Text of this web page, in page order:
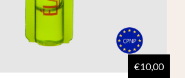
€10,00